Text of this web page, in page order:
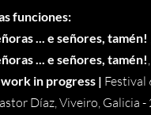
funciones:
... e señores, tamén!
... e señores, tamén!
in progress | Festival
Díaz, Viveiro, Galicia -